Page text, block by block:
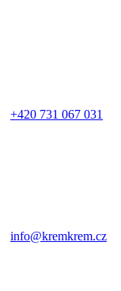
+420 731 067 031
info@kremkrem.cz